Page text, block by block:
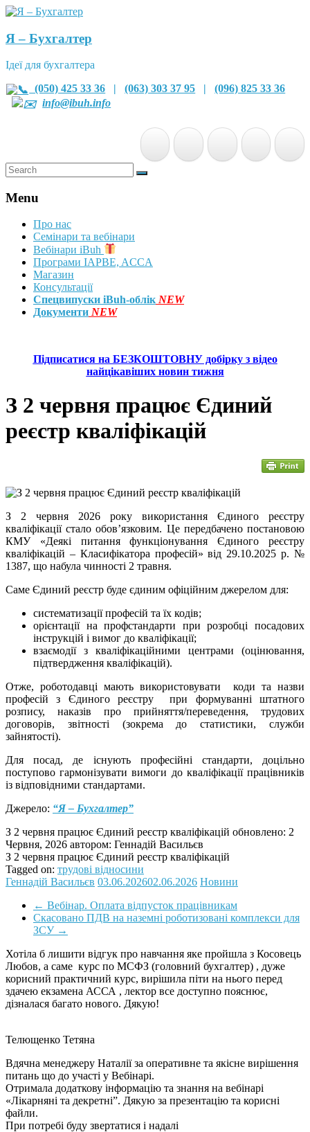
Я – Бухгалтер
Ідеї для бухгалтера
(050) 425 33 36 |(063) 303 37 95 |(096) 825 33 36
info@ibuh.info
Menu
Про нас
Семінари та вебінари
Вебінари iBuh
Програми IAPBE, ACCA
Магазин
Консультації
Спецвипуски iBuh-облік NEW
Документи NEW
Підписатися на БЕЗКОШТОВНУ добірку з відео
найцікавіших новин тижня
З 2 червня працює Єдиний
реєстр кваліфікацій
З 2 червня 2026 року використання Єдиного реєстру
кваліфікації стало обов’язковим. Це передбачено постановою
КМУ «Деякі питання функціонування Єдиного реєстру
кваліфікацій – Класифікатора професій» від 29.10.2025 р. №
1387, що набула чинності 2 травня.
Саме Єдиний реєстр буде єдиним офіційним джерелом для:
систематизації професій та їх кодів;
орієнтації на профстандарти при розробці посадових
інструкцій і вимог до кваліфікації;
взаємодії з кваліфікаційними центрами (оцінювання,
підтвердження кваліфікацій).
Отже, роботодавці мають використовувати коди та назви
професій з Єдиного реєстру при формуванні штатного
розпису, наказів про прийняття/переведення, трудових
договорів, звітності (зокрема до статистики, служби
зайнятості).
Для посад, де існують професійні стандарти, доцільно
поступово гармонізувати вимоги до кваліфікації працівників
із відповідними стандартами.
Джерело: “Я – Бухгалтер”
З 2 червня працює Єдиний реєстр кваліфікацій обновлено: 2
Червня, 2026 автором: Геннадій Васильєв
З 2 червня працює Єдиний реєстр кваліфікацій
Tagged on: трудові відносини
Геннадій Васильєв 03.06.202602.06.2026 Новини
← Вебінар. Оплата відпусток працівникам
Скасовано ПДВ на наземні роботизовані комплекси для
ЗСУ →
Хотіла б лишити відгук про навчання яке пройшла з Косовець
Любов, а саме курс по МСФЗ (головний бухгалтер) , дуже
корисний практичний курс, вирішила піти на нього перед
здачею екзамена АССА , лектор все доступно пояснює,
дізналася багато нового. Дякую!
Телющенко Тетяна
Вдячна менеджеру Наталії за оперативне та якісне вирішення
питань що до участі у Вебінарі.
Отримала додаткову інформацію та знання на вебінарі
«Лікарняні та декретні”. Дякую за презентацію та корисні
файли.
При потребі буду звертатися і надалі